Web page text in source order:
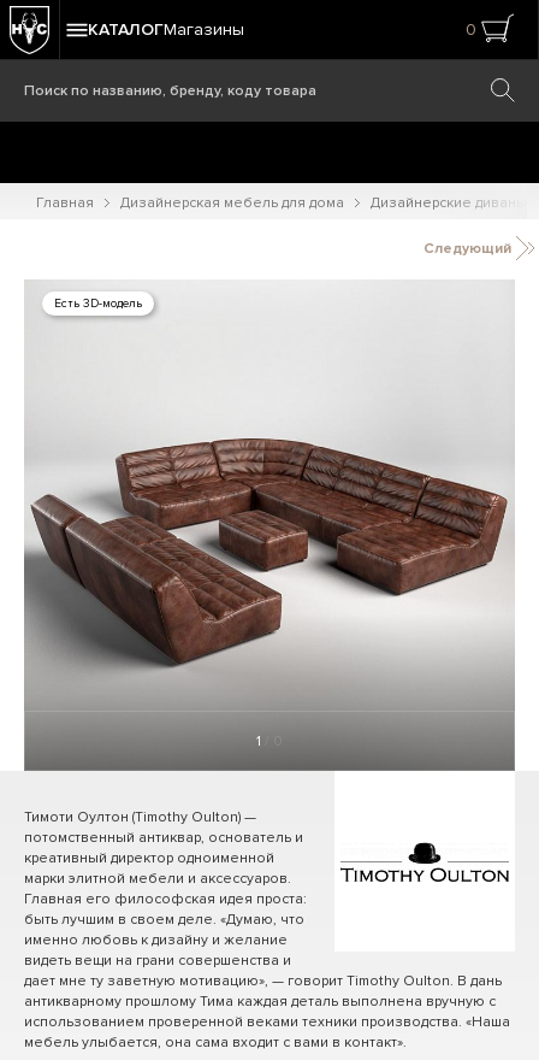
КАТАЛОГМагазины 0
Главная Дизайнерская мебель для дома Дизайнерские диваны
Следующий
Есть 3D-модель
1
Тимоти Оултон (Timothy Oulton) —
потомственный антиквар, основатель и
креативный директор одноименной
марки элитной мебели и аксессуаров.
Главная его философская идея проста:
быть лучшим в своем деле. «Думаю, что
именно любовь к дизайну и желание
видеть вещи на грани совершенства и
дает мне ту заветную мотивацию», — говорит Timothy Oulton. В дань
антикварному прошлому Тима каждая деталь выполнена вручную с
использованием проверенной веками техники производства. «Наша
мебель улыбается, она сама входит с вами в контакт».